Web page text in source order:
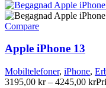
Compare
Apple iPhone 13
Mobiltelefoner, iPhone,
3195,00 kr – 4245,00 kr